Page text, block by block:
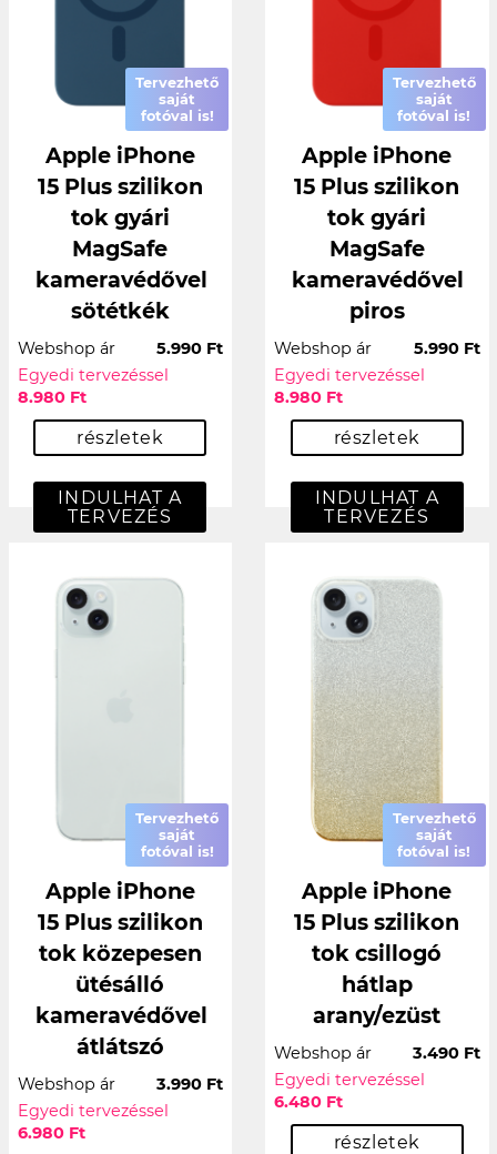
Tervezhető
saját
fotóval is!
Apple iPhone
15 Plus szilikon
tok gyári
MagSafe
kameravédővel
sötétkék
Webshop ár
5.990 Ft
Egyedi tervezéssel
8.980 Ft
részletek
INDULHAT A
TERVEZÉS
Tervezhető
saját
fotóval is!
Apple iPhone
15 Plus szilikon
tok gyári
MagSafe
kameravédővel
piros
Webshop ár
5.990 Ft
Egyedi tervezéssel
8.980 Ft
részletek
INDULHAT A
TERVEZÉS
Tervezhető
saját
fotóval is!
Apple iPhone
15 Plus szilikon
tok közepesen
ütésálló
kameravédővel
átlátszó
Webshop ár
3.990 Ft
Egyedi tervezéssel
6.980 Ft
Tervezhető
saját
fotóval is!
Apple iPhone
15 Plus szilikon
tok csillogó
hátlap
arany/ezüst
Webshop ár
3.490 Ft
Egyedi tervezéssel
6.480 Ft
részletek